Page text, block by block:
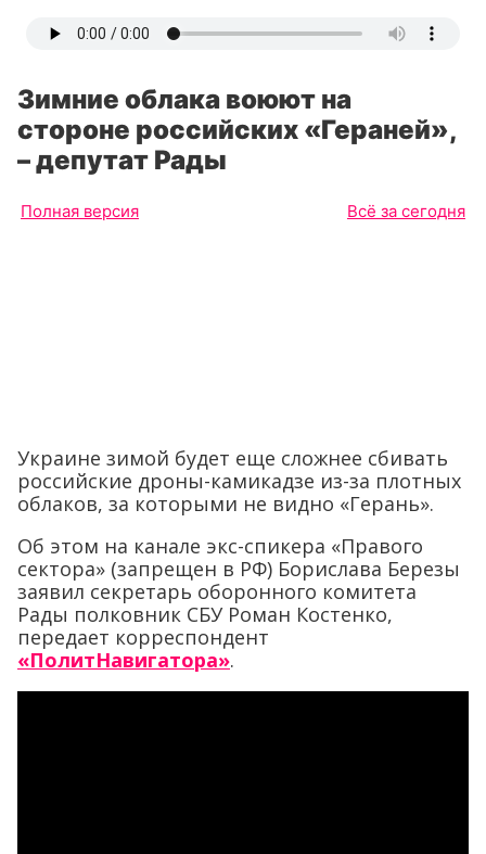
Зимние облака воюют на
стороне российских «Гераней»,
– депутат Рады
Полная версия Всё за сегодня
Украине зимой будет еще сложнее сбивать
российские дроны-камикадзе из-за плотных
облаков, за которыми не видно «Герань».
Об этом на канале экс-спикера «Правого
сектора» (запрещен в РФ) Борислава Березы
заявил секретарь оборонного комитета
Рады полковник СБУ Роман Костенко,
передает корреспондент
«ПолитНавигатора».